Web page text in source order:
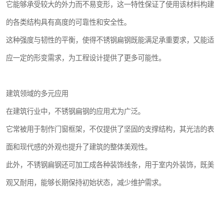
它能够承受较大的外力而不易变形，这一特性保证了使用该材料构建
的各类结构具有高度的可靠性和安全性。
这种强度与韧性的平衡，使得不锈钢扁钢既能满足承重要求，又能适
应一定的形变需求，为工程设计提供了更多可能性。
建筑领域的多元应用
在建筑行业中，不锈钢扁钢的应用尤为广泛。
它常被用于制作门窗框架，不仅提供了坚固的支撑结构，其光洁的表
面和现代感的外观也提升了建筑的整体美观性。
此外，不锈钢扁钢还可加工成各种装饰线条，用于室内外装饰，既美
观又耐用，能够长期保持初始状态，减少维护需求。